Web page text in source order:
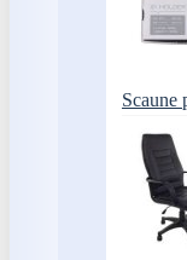
Scaune